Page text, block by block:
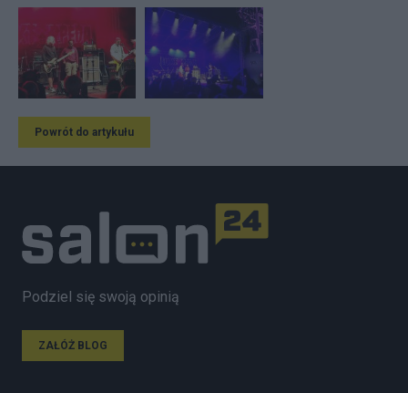
Powrót do artykułu
Podziel się swoją opinią
ZAŁÓŻ BLOG